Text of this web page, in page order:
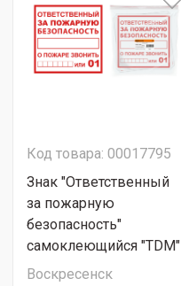
Код товара: 00017795
Знак "Ответственный
за пожарную
безопасность"
самоклеющийся "TDM"
Воскресенск